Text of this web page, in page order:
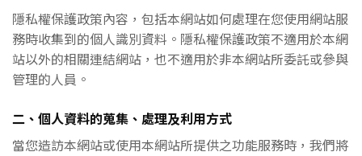
隱私權保護政策內容，包括本網站如何處理在您使用網站服
務時收集到的個人識別資料。隱私權保護政策不適用於本網
站以外的相關連結網站，也不適用於非本網站所委託或參與
管理的人員。
二、個人資料的蒐集、處理及利用方式
當您造訪本網站或使用本網站所提供之功能服務時，我們將